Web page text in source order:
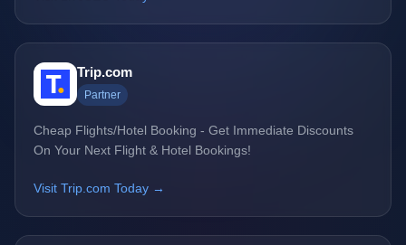
Trip.com
Partner
Cheap Flights/Hotel Booking - Get Immediate Discounts
On Your Next Flight & Hotel Bookings!
Visit Trip.com Today →